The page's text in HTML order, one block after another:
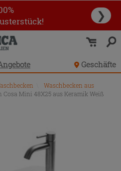
❯
Geschäfte
Waschbecken aus
Cosa Mini 48X25 aus Keramik Weiß